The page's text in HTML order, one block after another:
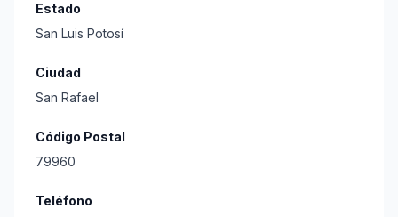
Estado
San Luis Potosí
Ciudad
San Rafael
Código Postal
79960
Teléfono